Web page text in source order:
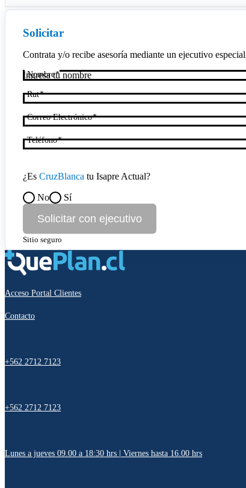
Solicitar
Contrata y/o recibe asesoría mediante un ejecutivo
Nombre
Rut
Correo Electrónico
Teléfono
¿Es CruzBlanca tu Isapre Actual?
No Sí
Solicitar con ejecutivo
Sitio seguro
Acceso Portal Clientes
Contacto
+562 2712 7123
+562 2712 7123
Lunes a jueves 09.00 a 18:30 hrs | Viernes hasta 16.00 hrs